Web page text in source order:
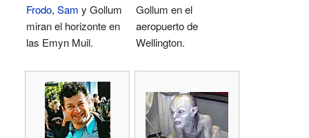
Frodo, Sam y Gollum
miran el horizonte en
las Emyn Muil.
Gollum en el
aeropuerto de
Wellington.